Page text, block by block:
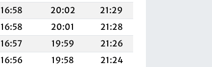
16:58 20:02
21:29
16:58 20:01
21:28
16:57 19:59
21:26
16:56 19:58 21:24